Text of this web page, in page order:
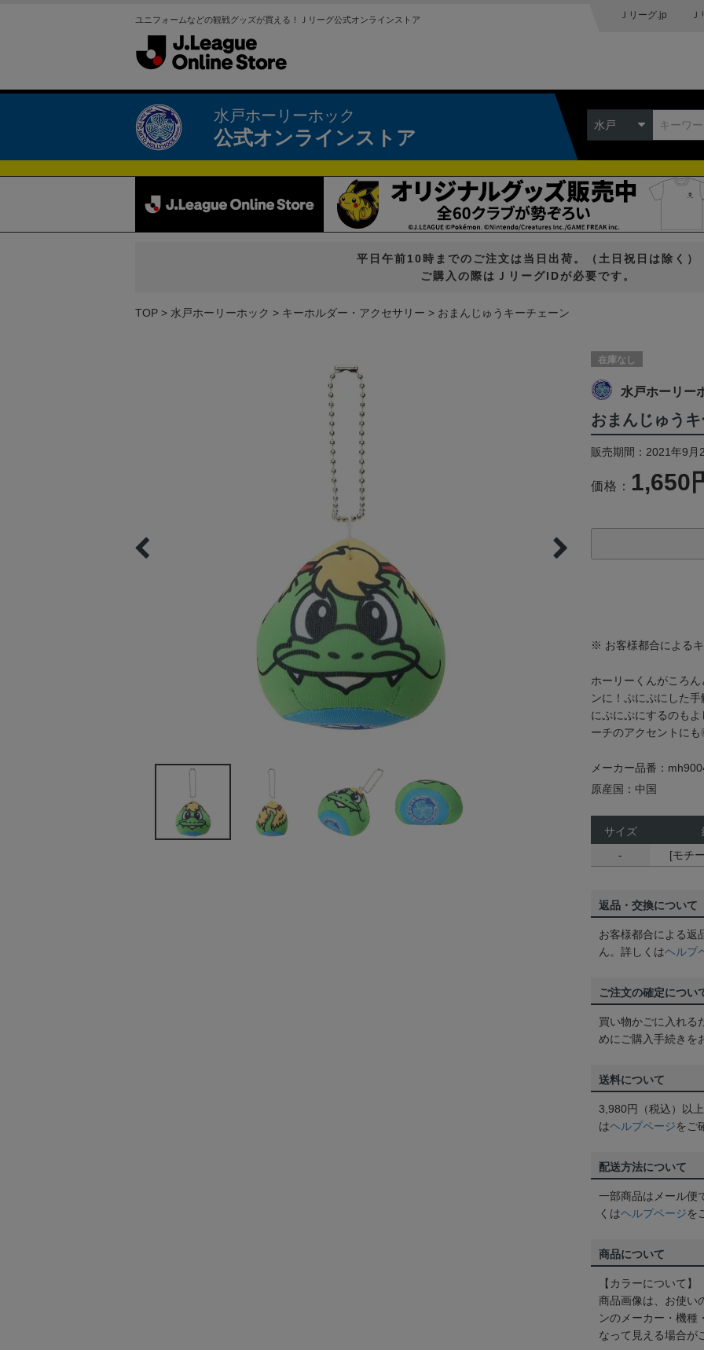
ユニフォームなどの観戦グッズが買える！Ｊリーグ公式オンラインストア Ｊリーグ.jp
水戸ホーリーホック
公式オンラインストア
水戸
平日午前10時までのご注文は当日出荷。（土日祝日は除く）
ご購入の際はＪリーグIDが必要です。
TOP 水戸ホーリーホック キーホルダー・アクセサリー おまんじゅうキーチェーン
在庫なし
水戸ホーリー
おまんじゅう
販売期間：2021年9
価格： 1,650
※ お客様都合による
ホーリーくんがころ
ンに！ぷにぷにした
にぷにぷにするのも
ーチのアクセントに
メーカー品番：
原産国：中国
サイズ
-
[モチ
返品・交換について
お客様都合による返
ん。詳しくはヘルプ
ご注文の確定につい
買い物かごに入れる
めにご購入手続きを
送料について
3,980円（税込）以
はヘルプページをご
配送方法について
一部商品はメール便
くはヘルプページを
商品について
【カラーについて】
商品画像は、お使い
ンのメーカー・機種
なって見える場合が